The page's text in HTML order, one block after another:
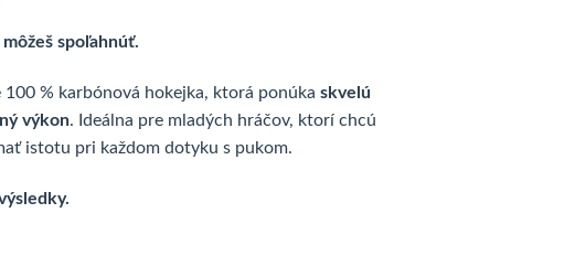
je:
120,00 €.
spoľahnúť.
100 % karbónová hokejka, ktorá ponúka skvelú
výkon. Ideálna pre mladých hráčov, ktorí chcú
istotu pri každom dotyku s pukom.